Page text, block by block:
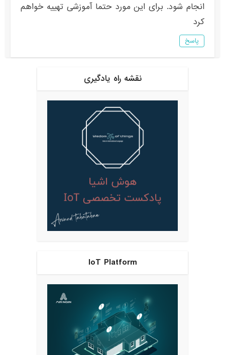
انجام شود. برای این مورد حتما آموزشی تهییه خواهم
کرد
پاسخ
نقشه راه یادگیری
IoT Platform